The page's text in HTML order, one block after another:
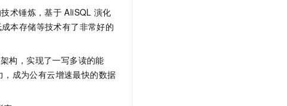
术锤炼，基于 AliSQL 演化
本存储等技术有了非常好的
构，实现了一写多读的能
成为公有云增速最快的数据